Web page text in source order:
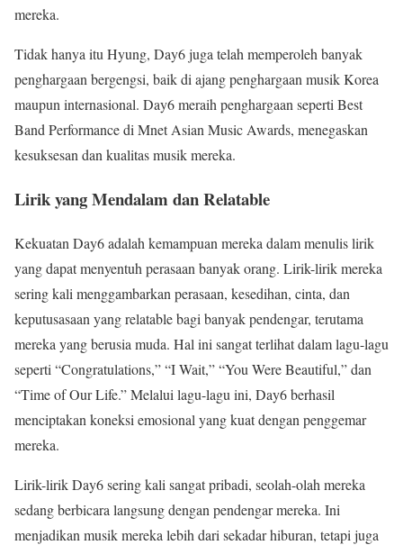
mereka.
Tidak hanya itu Hyung, Day6 juga telah memperoleh banyak
penghargaan bergengsi, baik di ajang penghargaan musik Korea
maupun internasional. Day6 meraih penghargaan seperti Best
Band Performance di Mnet Asian Music Awards, menegaskan
kesuksesan dan kualitas musik mereka.
Lirik yang Mendalam dan Relatable
Kekuatan Day6 adalah kemampuan mereka dalam menulis lirik
yang dapat menyentuh perasaan banyak orang. Lirik-lirik mereka
sering kali menggambarkan perasaan, kesedihan, cinta, dan
keputusasaan yang relatable bagi banyak pendengar, terutama
mereka yang berusia muda. Hal ini sangat terlihat dalam lagu-lagu
seperti “Congratulations,” “I Wait,” “You Were Beautiful,” dan
“Time of Our Life.” Melalui lagu-lagu ini, Day6 berhasil
menciptakan koneksi emosional yang kuat dengan penggemar
mereka.
Lirik-lirik Day6 sering kali sangat pribadi, seolah-olah mereka
sedang berbicara langsung dengan pendengar mereka. Ini
menjadikan musik mereka lebih dari sekadar hiburan, tetapi juga